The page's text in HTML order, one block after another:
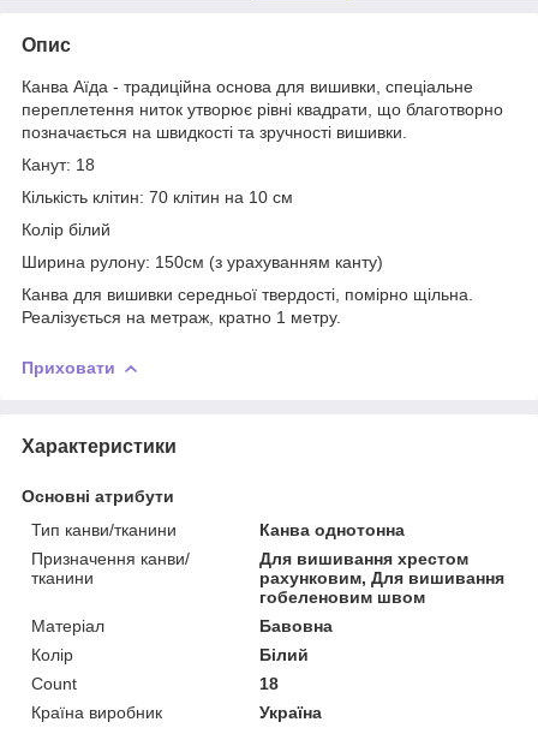
Опис
Канва Аїда - традиційна основа для вишивки, спеціальне
переплетення ниток утворює рівні квадрати, що благотворно
позначається на швидкості та зручності вишивки.
Канут: 18
Кількість клітин: 70 клітин на 10 см
Колір білий
Ширина рулону: 150см (з урахуванням канту)
Канва для вишивки середньої твердості, помірно щільна.
Реалізується на метраж, кратно 1 метру.
Приховати
Характеристики
Основні атрибути
Тип канви/тканини
Канва однотонна
Призначення канви/
тканини
Для вишивання хрестом
рахунковим, Для вишивання
гобеленовим швом
Матеріал
Бавовна
Колір
Білий
Count
18
Країна виробник
Україна